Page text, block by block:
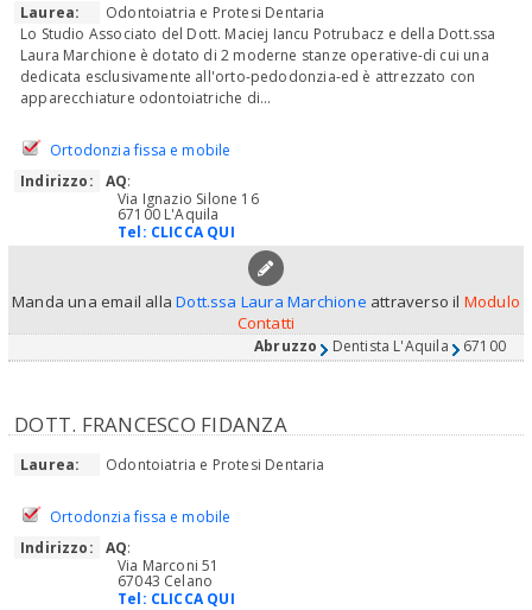
Laurea:
Odontoiatria e Protesi Dentaria
Lo Studio Associato del Dott. Maciej Iancu Potrubacz e della Dott.ssa
Laura Marchione è dotato di 2 moderne stanze operative-di cui una
dedicata esclusivamente all'orto-pedodonzia-ed è attrezzato con
apparecchiature odontoiatriche di...
Ortodonzia fissa e mobile
Indirizzo:
AQ:
Via Ignazio Silone 16
67100 L'Aquila
Tel: CLICCA QUI
Manda una email allaDott.ssa Laura Marchione attraverso il Modulo
Contatti
Abruzzo Dentista L'Aquila 67100
DOTT. FRANCESCO FIDANZA
Laurea: Odontoiatria e Protesi Dentaria
Ortodonzia fissa e mobile
Indirizzo:
AQ:
Via Marconi 51
67043 Celano
Tel: CLICCA QUI